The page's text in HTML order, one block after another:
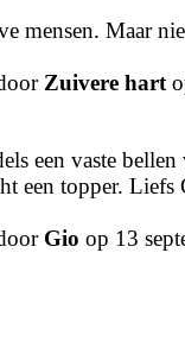
mensen. Maar
Zuivere hart
een vaste
een topper. Liefs
Gio op 13